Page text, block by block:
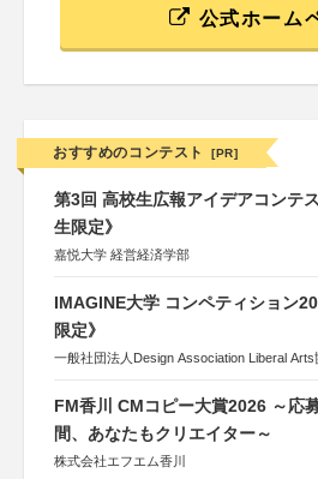
公式ホーム
おすすめのコンテスト [PR]
第3回 高校生広報アイデアコンテ
生限定》
嘉悦大学 経営経済学部
IMAGINE大学 コンペティション
限定》
一般社団法人Design Association Liberal Arts
FM香川 CMコピー大賞2026 ～応
間、あなたもクリエイター～
株式会社エフエム香川